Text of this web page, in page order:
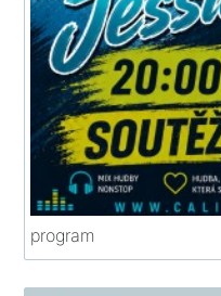
program